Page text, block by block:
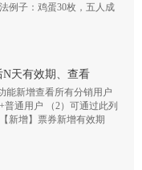
例子：鸡蛋30枚，五人成
天有效期、查看
能新增查看所有分销用户
普通用户 （2）可通过此列
新增】票券新增有效期